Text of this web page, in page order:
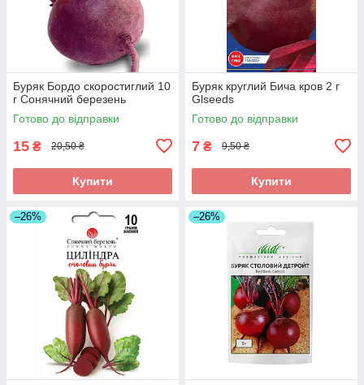
Буряк Бордо скоростиглий 10
г Сонячний березень
Готово до відправки
15 ₴ 20,50 ₴
Купити
Буряк круглий Бича кров 2 г
Glseeds
Готово до відправки
7 ₴ 9,50 ₴
Купити
–26% –26%